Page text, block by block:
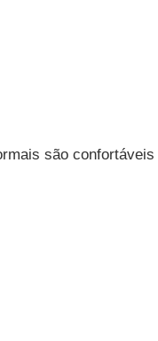
são confortáveis